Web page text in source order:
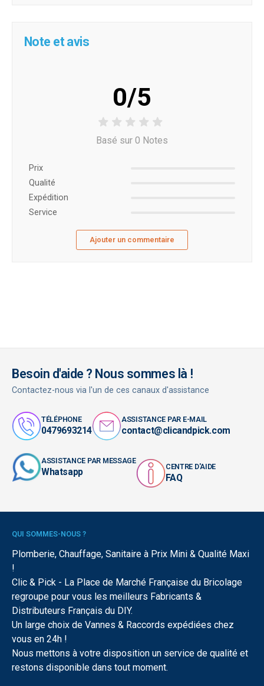
Note et avis
0/5
Basé sur 0 Notes
Prix ​​
Qualité
Expédition
Service
Ajouter un commentaire
Besoin d'aide ? Nous sommes là !
Contactez-nous via l'un de ces canaux d'assistance
TÉLÉPHONE
0479693214
ASSISTANCE PAR E-MAIL
contact@clicandpick.com
ASSISTANCE PAR MESSAGE
Whatsapp CENTRE D'AIDE
FAQ
QUI SOMMES-NOUS ?
Plomberie, Chauffage, Sanitaire à Prix Mini & Qualité Maxi
!
Clic & Pick - La Place de Marché Française du Bricolage
regroupe pour vous les meilleurs Fabricants &
Distributeurs Français du DIY.
Un large choix de Vannes & Raccords expédiées chez
vous en 24h !
Nous mettons à votre disposition un service de qualité et
restons disponible dans tout moment.